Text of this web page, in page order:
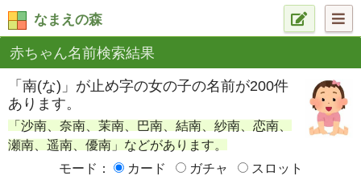
なまえの森
赤ちゃん名前検索結果
「南(な)」が止め字の女の子の名前が200件
あります。
「沙南、奈南、茉南、巴南、結南、紗南、恋南、
瀬南、遥南、優南」などがあります。
モード：
カード ガチャ スロット